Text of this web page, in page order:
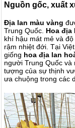
Nguồn gốc, xuất
Địa lan màu vàng
Trung Quốc. Hoa địa
khí hậu mát mẻ và
rậm nhiệt đới . Tại
giống hoa địa lan
người Trung Quốc
tượng của sự thịnh
ưa chuộng trong các